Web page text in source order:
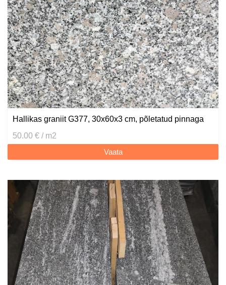
Hallikas graniit G377, 30x60x3 cm, põletatud pinnaga
50.00 € / m2
Vaata